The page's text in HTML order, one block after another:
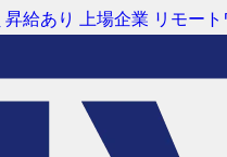
昇給あり 上場企業 リモー